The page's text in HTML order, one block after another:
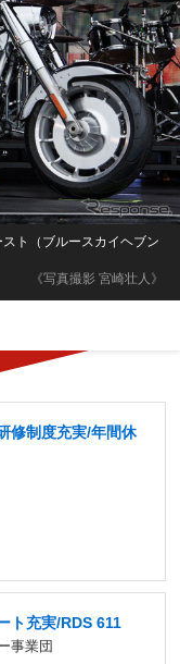
《写真撮影 宮崎壮人》
ト（ブルースカイヘブン
修制度充実/年間休
ト充実/RDS 611
事業団